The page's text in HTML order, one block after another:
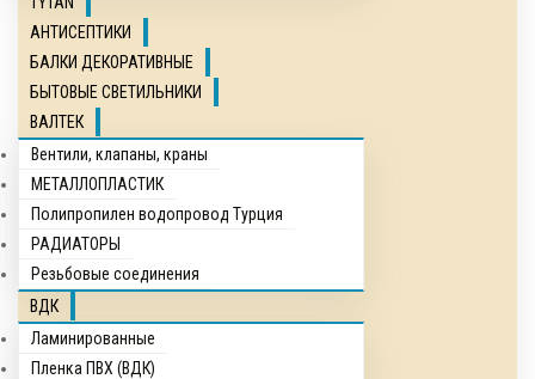
АНТИСЕПТИКИ
БАЛКИ ДЕКОРАТИВНЫЕ
БЫТОВЫЕ СВЕТИЛЬНИКИ
ВАЛТЕК
Вентили, клапаны, краны
МЕТАЛЛОПЛАСТИК
Полипропилен водопровод Турция
РАДИАТОРЫ
Резьбовые соединения
ВДК
Ламинированные
Пленка ПВХ (ВДК)